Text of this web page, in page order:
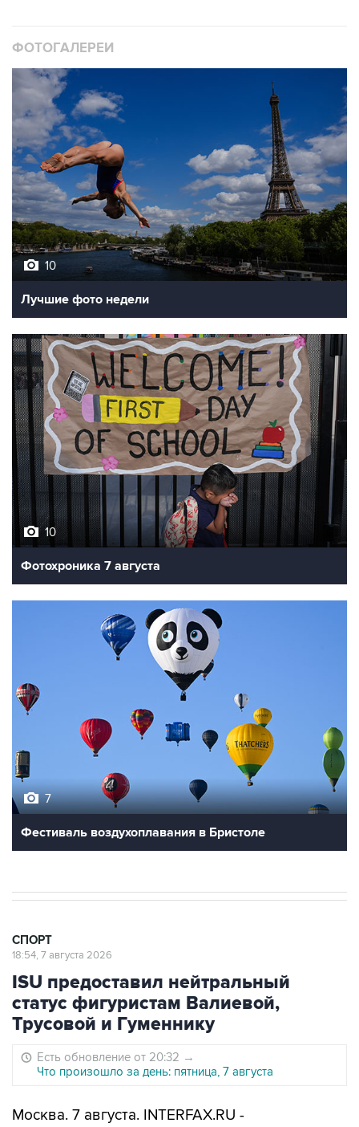
ФОТОГАЛЕРЕИ
10
Лучшие фото недели
10
Фотохроника 7 августа
7
Фестиваль воздухоплавания в Бристоле
СПОРТ
18:54, 7 августа 2026
ISU предоставил нейтральный
статус фигуристам Валиевой,
Трусовой и Гуменнику
Есть обновление от 20:32 →
Что произошло за день: пятница, 7 августа
Москва. 7 августа. INTERFAX.RU -